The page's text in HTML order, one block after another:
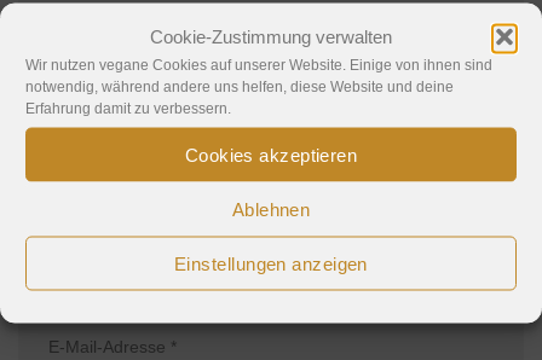
Cookie-Zustimmung verwalten
Wir nutzen vegane Cookies auf unserer Website. Einige von ihnen sind
notwendig, während andere uns helfen, diese Website und deine
Erfahrung damit zu verbessern.
Cookies akzeptieren
Ablehnen
Einstellungen anzeigen
Name*
E-Mail-Adresse *